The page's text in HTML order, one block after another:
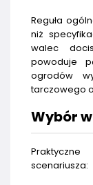
Reguła
niż
walec
powoduje
ogrodów
tarczowego
Wybór
scenariusza: